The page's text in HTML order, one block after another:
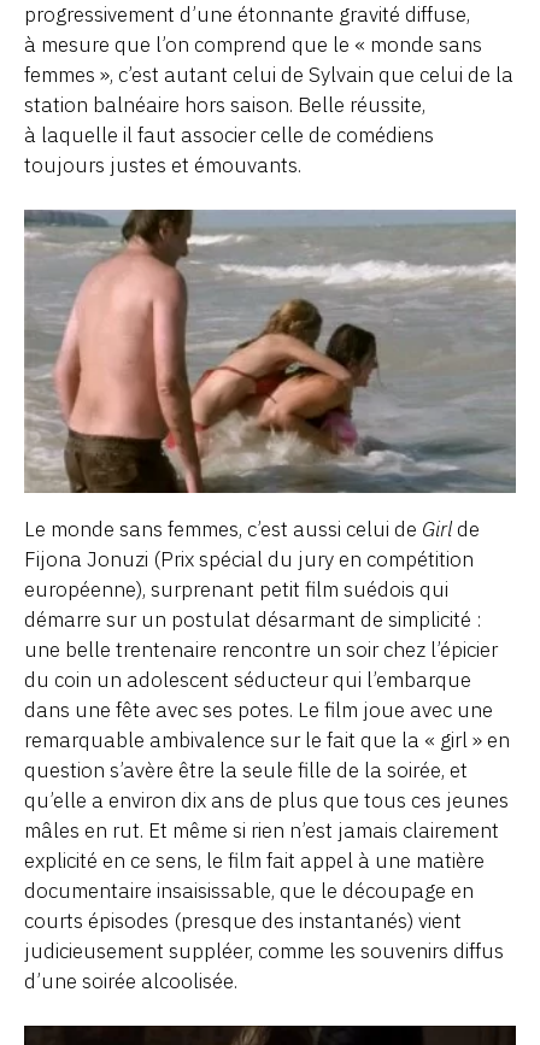
progressivement d’une étonnante gravité diffuse,
à mesure que l’on comprend que le « monde sans
femmes », c’est autant celui de Sylvain que celui de la
station balnéaire hors saison. Belle réussite,
à laquelle il faut associer celle de comédiens
toujours justes et émouvants.
Le monde sans femmes, c’est aussi celui de Girl de
Fijona Jonuzi (Prix spécial du jury en compétition
européenne), surprenant petit film suédois qui
démarre sur un postulat désarmant de simplicité :
une belle trentenaire rencontre un soir chez l’épicier
du coin un adolescent séducteur qui l’embarque
dans une fête avec ses potes. Le film joue avec une
remarquable ambivalence sur le fait que la « girl » en
question s’avère être la seule fille de la soirée, et
qu’elle a environ dix ans de plus que tous ces jeunes
mâles en rut. Et même si rien n’est jamais clairement
explicité en ce sens, le film fait appel à une matière
documentaire insaisissable, que le découpage en
courts épisodes (presque des instantanés) vient
judicieusement suppléer, comme les souvenirs diffus
d’une soirée alcoolisée.